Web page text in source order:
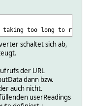
taking too long to
schaltet sich ab,
der URL
dann bzw.
auch nicht.
userReadings